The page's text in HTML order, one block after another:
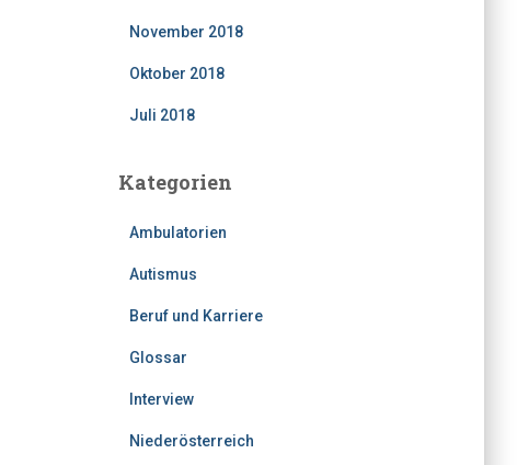
November 2018
Oktober 2018
Juli 2018
Kategorien
Ambulatorien
Autismus
Beruf und Karriere
Glossar
Interview
Niederösterreich